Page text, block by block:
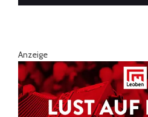
Anzeige